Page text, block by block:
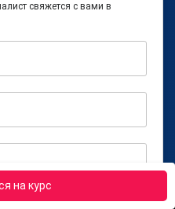
на курс
свяжется с вами в